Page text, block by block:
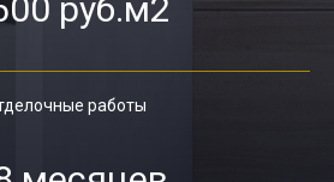
руб.м2
работы